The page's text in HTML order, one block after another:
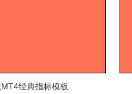
经典指标模板